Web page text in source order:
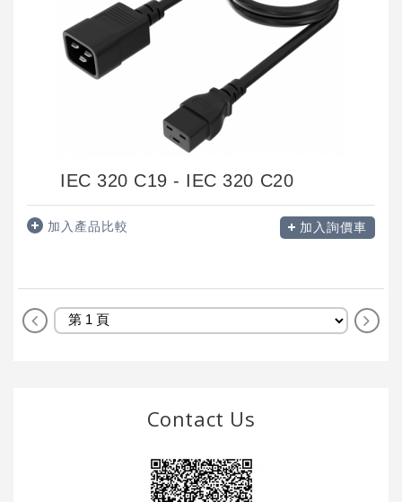
IEC 320 C19 - IEC 320 C20
加入產品比較 加入詢價車
Contact Us